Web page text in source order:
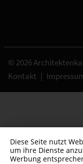
© 2026
Kontakt |
Diese Seite nutzt
um ihre Dienste
Werbung